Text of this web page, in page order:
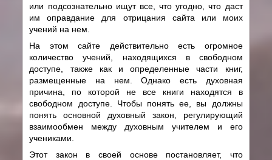
или подсознательно ищут все, что угодно, что даст
им оправдание для отрицания сайта или моих
учений на нем.
На этом сайте действительно есть огромное
количество учений, находящихся в свободном
доступе, также как и определенные части книг,
размещенные на нем. Однако есть духовная
причина, по которой не все книги находятся в
свободном доступе. Чтобы понять ее, вы должны
понять основной духовный закон, регулирующий
взаимообмен между духовным учителем и его
учениками.
Этот закон в своей основе постановляет, что